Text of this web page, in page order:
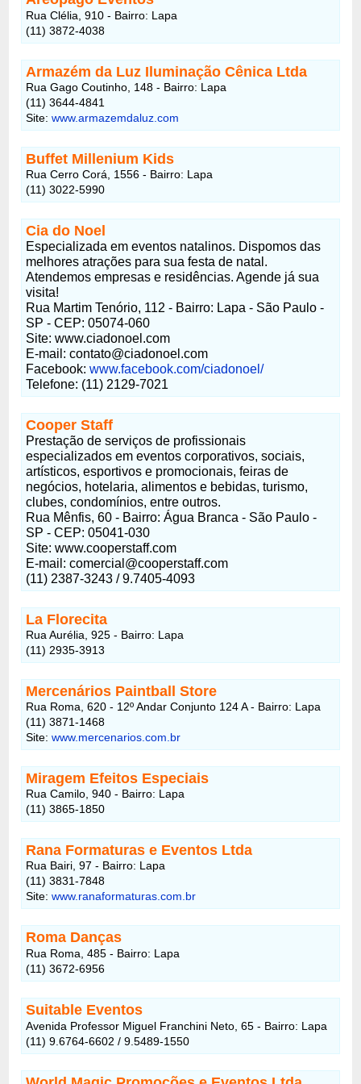
Rua Clélia, 910 - Bairro: Lapa
(11) 3872-4038
Armazém da Luz Iluminação Cênica Ltda
Rua Gago Coutinho, 148 - Bairro: Lapa
(11) 3644-4841
Site:www.armazemdaluz.com
Buffet Millenium Kids
Rua Cerro Corá, 1556 - Bairro: Lapa
(11) 3022-5990
Cia do Noel
Especializada em eventos natalinos. Dispomos das
melhores atrações para sua festa de natal.
Atendemos empresas e residências. Agende já sua
visita!
Rua Martim Tenório, 112 - Bairro: Lapa - São Paulo -
SP - CEP: 05074-060
Site: www.ciadonoel.com
E-mail: contato@ciadonoel.com
Facebook:www.facebook.com/ciadonoel/
Telefone: (11) 2129-7021
Cooper Staff
Prestação de serviços de profissionais
especializados em eventos corporativos, sociais,
artísticos, esportivos e promocionais, feiras de
negócios, hotelaria, alimentos e bebidas, turismo,
clubes, condomínios, entre outros.
Rua Mênfis, 60 - Bairro: Água Branca - São Paulo -
SP - CEP: 05041-030
Site: www.cooperstaff.com
E-mail: comercial@cooperstaff.com
(11) 2387-3243 / 9.7405-4093
La Florecita
Rua Aurélia, 925 - Bairro: Lapa
(11) 2935-3913
Mercenários Paintball Store
Rua Roma, 620 - 12º Andar Conjunto 124 A - Bairro: Lapa
(11) 3871-1468
Site:www.mercenarios.com.br
Miragem Efeitos Especiais
Rua Camilo, 940 - Bairro: Lapa
(11) 3865-1850
Rana Formaturas e Eventos Ltda
Rua Bairi, 97 - Bairro: Lapa
(11) 3831-7848
Site:www.ranaformaturas.com.br
Roma Danças
Rua Roma, 485 - Bairro: Lapa
(11) 3672-6956
Suitable Eventos
Avenida Professor Miguel Franchini Neto, 65 - Bairro: Lapa
(11) 9.6764-6602 / 9.5489-1550